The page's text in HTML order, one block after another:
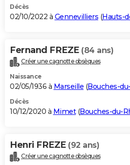
Décès
02/10/2022 à Gennevilliers (Hauts-
Fernand FREZE (84 ans)
Créer une cagnotte obsèques
Naissance
02/05/1936 à Marseille (Bouches-
Décès
10/12/2020 à Mimet(Bouches-du-
Henri FREZE (92 ans)
Créer une cagnotte obsèques